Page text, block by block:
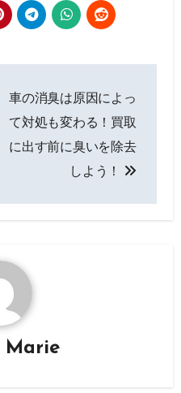
車の消臭は原因によっ
て対処も変わる！買取
に出す前に臭いを除去
しよう！
Marie